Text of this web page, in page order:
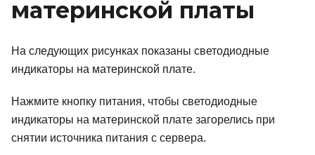
материнской платы
На следующих рисунках показаны светодиодные
индикаторы на материнской плате.
Нажмите кнопку питания, чтобы светодиодные
индикаторы на материнской плате загорелись при
снятии источника питания с сервера.